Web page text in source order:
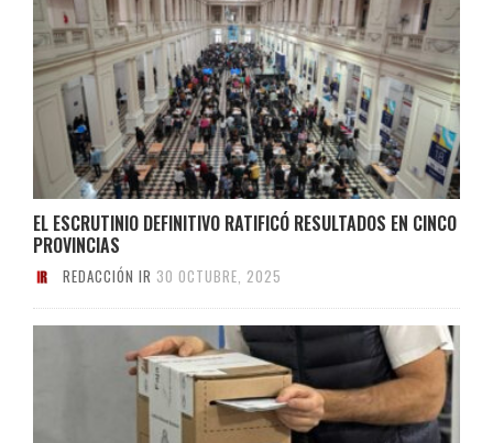
EL ESCRUTINIO DEFINITIVO RATIFICÓ RESULTADOS EN CINCO
PROVINCIAS
REDACCIÓN IR 30 OCTUBRE, 2025